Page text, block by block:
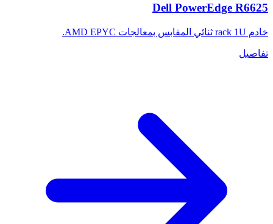
Dell PowerEdge R6625
خادم rack 1U ثنائي المقابس بمعالجات AMD EPYC.
تفاصيل